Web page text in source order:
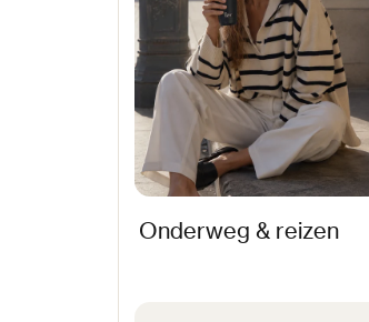
Onderweg & reizen